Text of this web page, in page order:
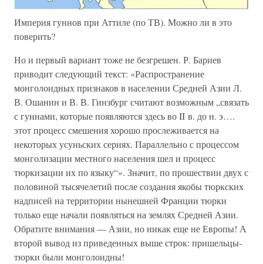
Империя гуннов при Аттиле (по ТВ). Можно ли в это
поверить?
Но и первый вариант тоже не безгрешен. Р. Бариев
приводит следующий текст: «Распространение
монголоидных признаков в населении Средней Азии Л.
В. Ошанин и В. В. Гинзбург считают возможным „связать
с гуннами, которые появляются здесь во II в. до н. э….
этот процесс смешения хорошо прослеживается на
некоторых усуньских сериях. Параллельно с процессом
монголизации местного населения шел и процесс
тюркизации их по языку“». Значит, по прошествии двух с
половиной тысячелетий после создания якобы тюркских
надписей на территории нынешней Франции тюрки
только еще начали появляться на землях Средней Азии.
Обратите внимания — Азии, но никак еще не Европы! А
второй вывод из приведенных выше строк: пришельцы-
тюрки были монголоидны!